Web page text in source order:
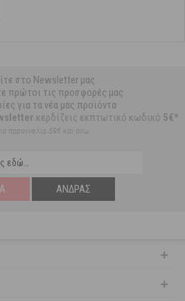
στο Newsletter μας
πρώτοι τις προσφορές μας
για τα νέα μας προϊόντα
κερδίζεις εκπτωτικό κωδικό 5€*
παραγγελία 59€ και άνω
ΆΝΔΡΑΣ